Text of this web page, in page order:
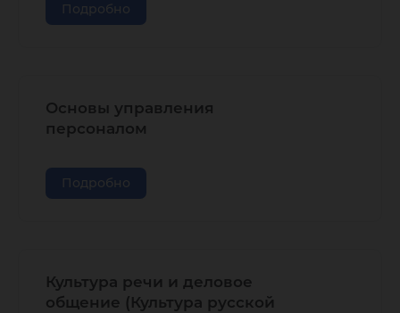
Подробно
Основы управления
персоналом
Подробно
Культура речи и деловое
общение (Культура русской